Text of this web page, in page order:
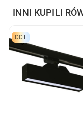
INNI KUPILI
CCT